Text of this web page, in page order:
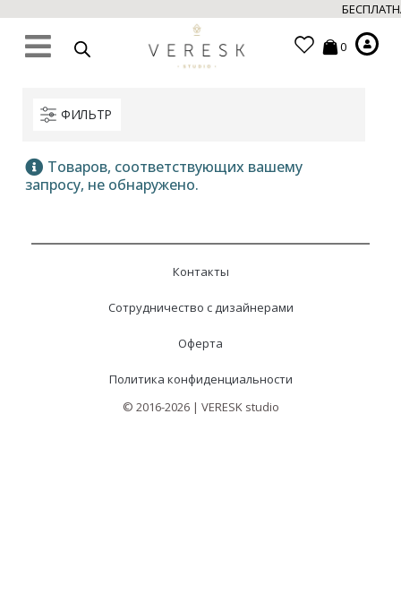
0
ФИЛЬТР
Товаров, соответствующих вашему
запросу, не обнаружено.
Контакты
Сотрудничество с дизайнерами
Оферта
Политика конфиденциальности
© 2016-2026 | VERESK studio